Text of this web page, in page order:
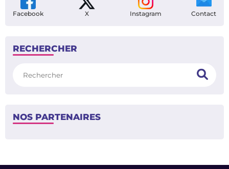
Facebook X Instagram Contact
RECHERCHER
NOS PARTENAIRES